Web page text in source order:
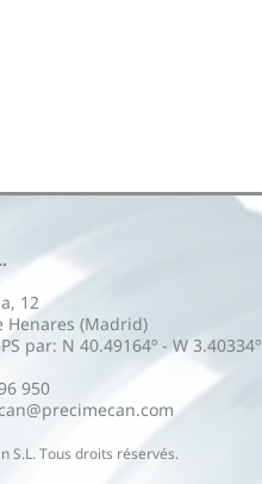
12
Henares (Madrid)
par: N 40.49164º - W 3.40334º
950
S.L. Tous droits réservés.